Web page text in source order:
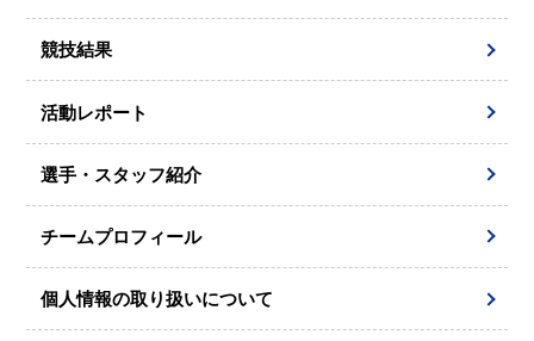
競技結果
活動レポート
選手・スタッフ紹介
チームプロフィール
個人情報の取り扱いについて